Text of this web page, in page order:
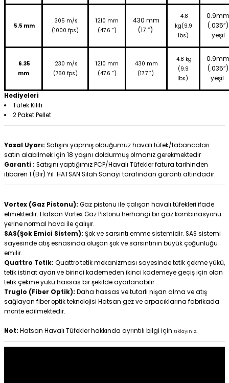
5.5 mm
305 m/s
(1000 fps)
1210 mm
(47.6 ”)
430 mm
(17 ”)
4.8
kg(9.9
lbs)
0.9mm
(.035”)
yeşil
6.35
mm
230 m/s
(750 fps)
1210 mm
(47.6 ”)
430 mm
(17.7 ”)
4.8 kg
(9.9
lbs)
0.9mm
(.035”)
yeşil
Hediyeleri
Tüfek Kılıfı
2 Paket Pellet
Yasal Uyarı: Satışını yapmış olduğumuz havalı tüfek/tabancaları
satın alabilmek için 18 yaşını doldurmuş olmanız gerekmektedir
Garanti : Satışını yaptığımız PCP/Havalı Tüfekler fatura tarihinden
itibaren 1 (Bir) Yıl HATSAN Silah Sanayi tarafından garanti altındadır.
Vortex (Gaz Pistonu): Gaz pistonu ile çalışan havalı tüfekleri ifade
etmektedir. Hatsan Vortex Gaz Pistonu herhangi bir gaz kombinasyonu
yerine normal hava ile çalışır.
SAS(Şok Emici Sistem): Şok ve sarsıntı emme sistemidir. SAS sistemi
sayesinde atış esnasında oluşan şok ve sarsıntının büyük çoğunluğu
emilir.
Quattro Tetik: Quattro tetik mekanizması sayesinde tetik çekme yükü,
tetik istinat ayarı ve birinci kademeden ikinci kademeye geçiş için olan
tetik çekme yükü hassas bir şekilde ayarlanabilir.
Truglo (Fiber Optik): Daha hassas ve tutarlı nişan alma ve atış
sağlayan fiber optik teknolojisi Hatsan gez ve arpacıklarına fabrikada
monte edilmektedir.
Not: Hatsan Havalı Tüfekler hakkında ayrıntılı bilgi için tıklayınız.